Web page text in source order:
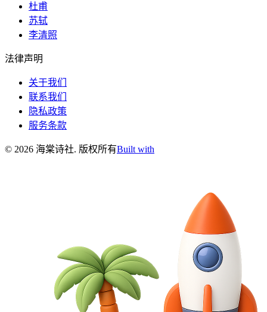
杜甫
苏轼
李清照
法律声明
关于我们
联系我们
隐私政策
服务条款
© 2026 海棠诗社. 版权所有Built with